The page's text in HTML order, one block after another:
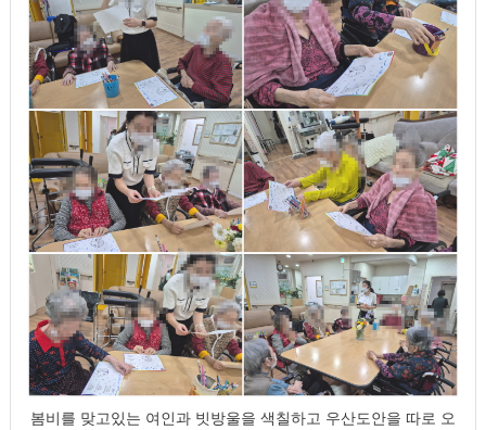
봄비를 맞고있는 여인과 빗방울을 색칠하고 우산도안을 따로 오